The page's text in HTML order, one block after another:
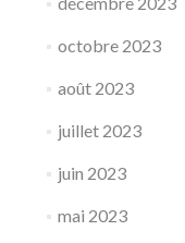
octobre 2023
août 2023
juillet 2023
juin 2023
mai 2023